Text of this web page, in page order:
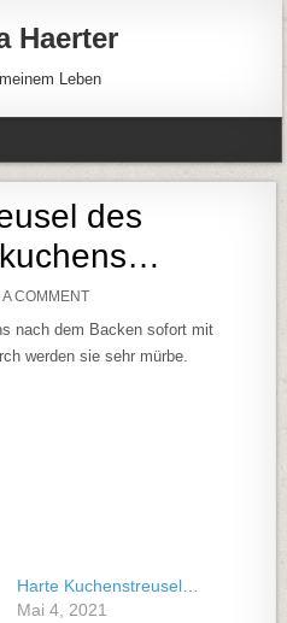
Haerter
Leben
des
A COMMENTON DIE STREUSEL DES
nach dem Backen sofort mit
werden sie sehr mürbe.
Harte Kuchenstreusel…
Mai 4, 2021